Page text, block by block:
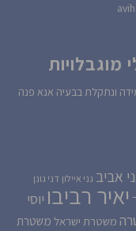
ונתקלת בבעיה אנא פנה
אביב גני איילון דני גונן
יאיר רביבו יוסי
משטרת ישראל משטרת